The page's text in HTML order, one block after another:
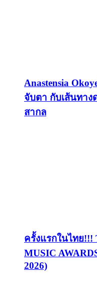
Anastensia
จับตา กับเส้นทาง
สากล
ครั้งแรกในไทย!!!
MUSIC
2026)